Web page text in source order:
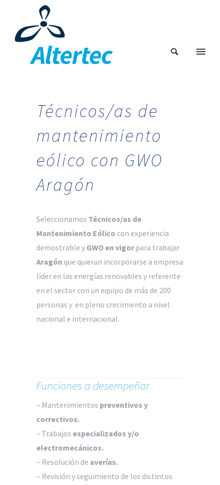
Técnicos/as de
mantenimiento
eólico con GWO
Aragón
Seleccionamos Técnicos/as de
Mantenimiento Eólico con experiencia
demostrable y GWO en vigorpara trabajar
Aragón que quieran incorporarse a empresa
líder en las energías renovables y referente
en el sector con un equipo de más de 200
personas y en pleno crecimiento a nivel
nacional e internacional.
Funciones a desempeñar
– Mantenimientos preventivos y
correctivos.
– Trabajos especializados y/o
electromecánicos.
– Resolución de averías.
– Revisión y seguimiento de los distintos